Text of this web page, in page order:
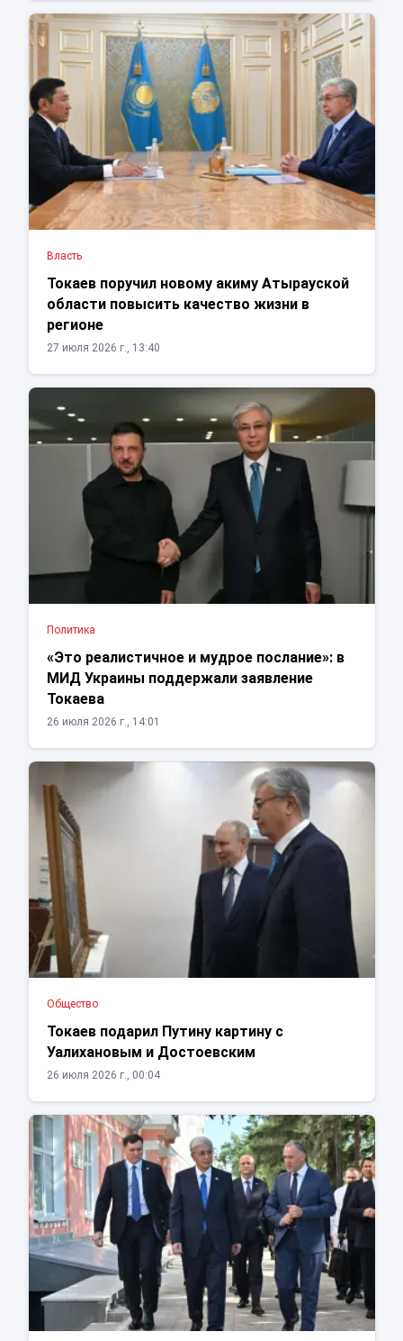
Власть
Токаев поручил новому акиму Атырауской
области повысить качество жизни в
регионе
27 июля 2026 г., 13:40
Политика
«Это реалистичное и мудрое послание»: в
МИД Украины поддержали заявление
Токаева
26 июля 2026 г., 14:01
Общество
Токаев подарил Путину картину с
Уалихановым и Достоевским
26 июля 2026 г., 00:04